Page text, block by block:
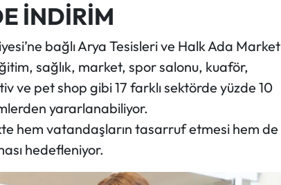
İNDİRİM
bağlı Arya Tesisleri ve Halk Ada Market
sağlık, market, spor salonu, kuaför,
ve pet shop gibi 17 farklı sektörde yüzde 10
yararlanabiliyor.
hem vatandaşların tasarruf etmesi hem de
hedefleniyor.